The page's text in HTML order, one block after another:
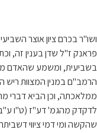
ושו"ר בכרם ציון אוצר
פראנק ז"ל שדן בענין זה,
בשביעית, ומשמע שהאדם
הרמב"ם במנין המצוות
ממלאכתה, וכן הביא דברי
לדקדק מהגמ' דע"ז (ט"ו
שהקשה ומי דמי ציווי